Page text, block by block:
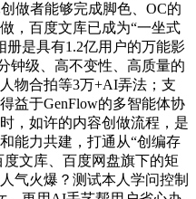
做者能够完成脚色、OC的
，百度文库已成为“一坐式
是具有1.2亿用户的万能影
钟级、高不变性、高质量的
物合拍等3万+AI弄法；支
益于GenFlow的多智能体协
，如许的内容创做流程，是
能力共建，打通从“创编存
文库、百度网盘旗下的矩
气火爆？测试本人学问控制